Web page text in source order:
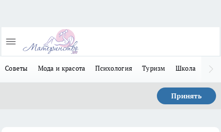
Советы Мода и красота Психология Туризм Школа
Принять